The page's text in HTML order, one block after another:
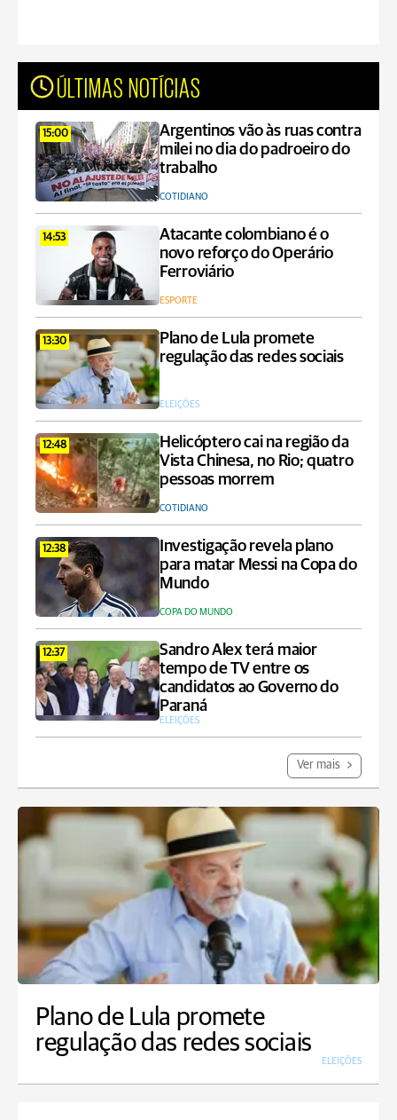
ÚLTIMAS NOTÍCIAS
15:00
Argentinos vão às ruas contra
milei no dia do padroeiro do
trabalho
COTIDIANO
14:53
Atacante colombiano é o
novo reforço do Operário
Ferroviário
ESPORTE
13:30
Plano de Lula promete
regulação das redes sociais
ELEIÇÕES
12:48
Helicóptero cai na região da
Vista Chinesa, no Rio; quatro
pessoas morrem
COTIDIANO
12:38
Investigação revela plano
para matar Messi na Copa do
Mundo
COPA DO MUNDO
12:37
Sandro Alex terá maior
tempo de TV entre os
candidatos ao Governo do
Paraná
ELEIÇÕES
Ver mais
Plano de Lula promete
regulação das redes sociais
ELEIÇÕES